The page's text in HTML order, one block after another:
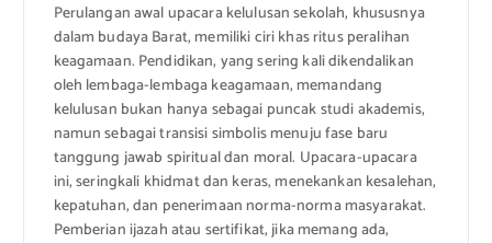
Perulangan awal upacara kelulusan sekolah, khususnya
dalam budaya Barat, memiliki ciri khas ritus peralihan
keagamaan. Pendidikan, yang sering kali dikendalikan
oleh lembaga-lembaga keagamaan, memandang
kelulusan bukan hanya sebagai puncak studi akademis,
namun sebagai transisi simbolis menuju fase baru
tanggung jawab spiritual dan moral. Upacara-upacara
ini, seringkali khidmat dan keras, menekankan kesalehan,
kepatuhan, dan penerimaan norma-norma masyarakat.
Pemberian ijazah atau sertifikat, jika memang ada,